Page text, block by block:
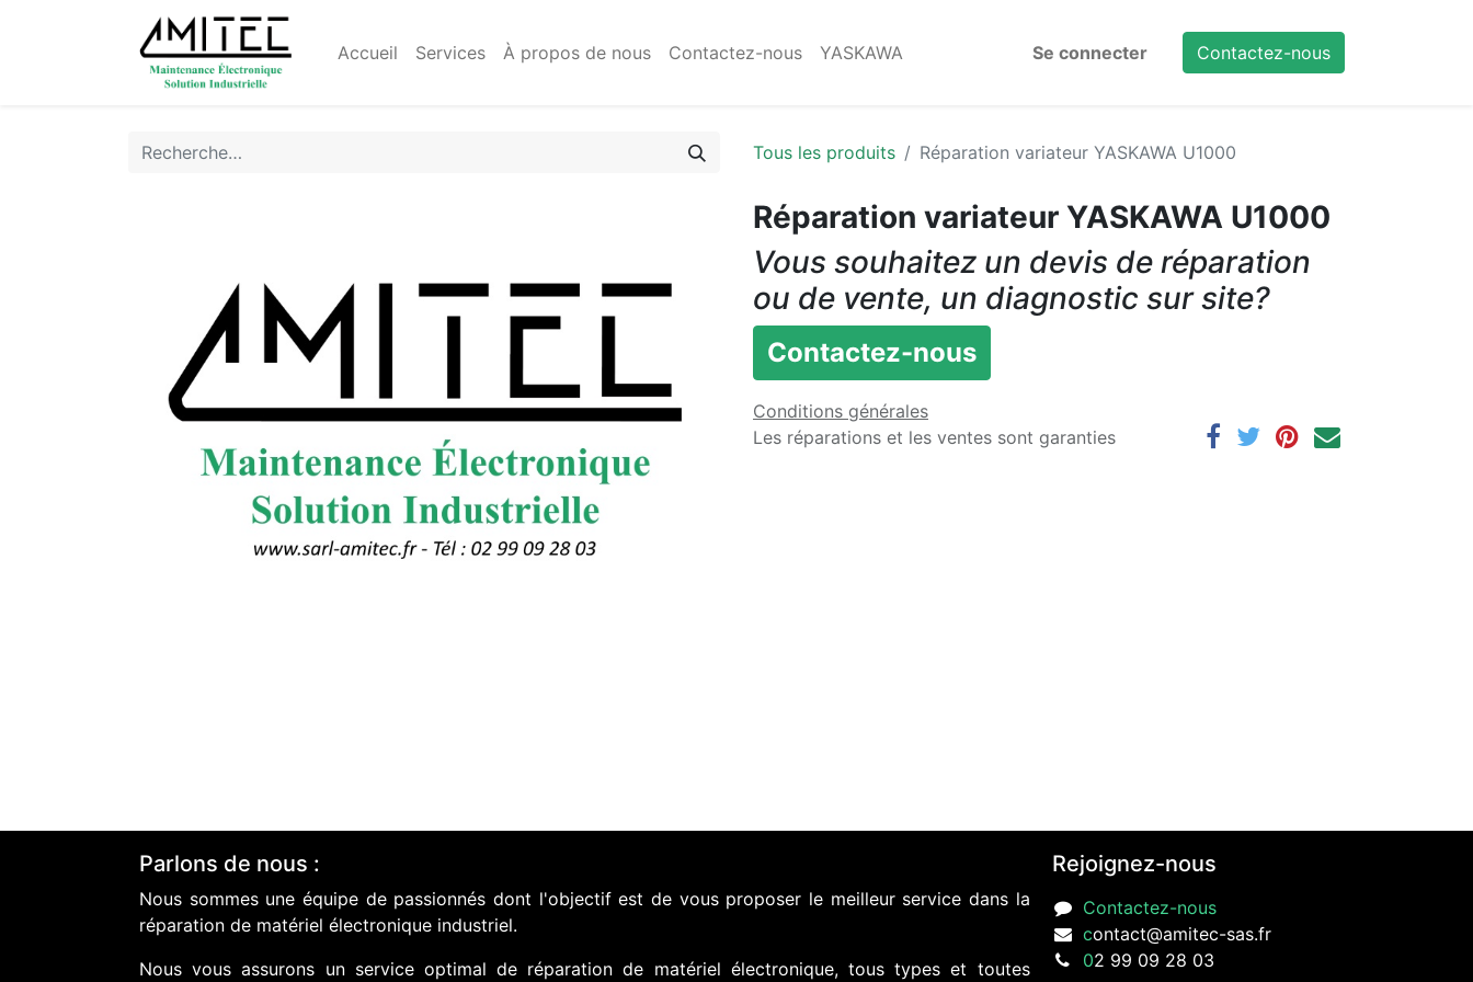
Accueil Services À propos de nous Contactez-nous YASKAWA Se connecter Contactez-nous
Tous les produits Réparation variateur YASKAWA U1000
Réparation variateur YASKAWA U1000
Vous souhaitez un devis de réparation
ou de vente, un diagnostic sur site?
Contactez-nous
Conditions générales
Les réparations et les ventes sont garanties
Parlons de nous :
Nous sommes une équipe de passionnés dont l'objectif est de vous proposer le meilleur service dans la
réparation de matériel électronique industriel.
Nous vous assurons un service optimal de réparation de matériel électronique, tous types et toutes
Rejoignez-nous
Contactez-nous
contact@amitec-sas.fr
02 99 09 28 03